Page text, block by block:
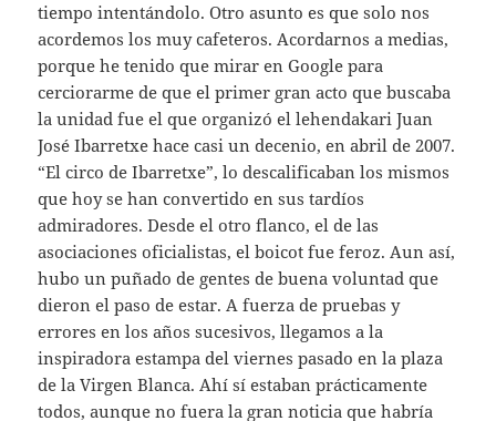
tiempo intentándolo. Otro asunto es que solo nos
acordemos los muy cafeteros. Acordarnos a medias,
porque he tenido que mirar en Google para
cerciorarme de que el primer gran acto que buscaba
la unidad fue el que organizó el lehendakari Juan
José Ibarretxe hace casi un decenio, en abril de 2007.
“El circo de Ibarretxe”, lo descalificaban los mismos
que hoy se han convertido en sus tardíos
admiradores. Desde el otro flanco, el de las
asociaciones oficialistas, el boicot fue feroz. Aun así,
hubo un puñado de gentes de buena voluntad que
dieron el paso de estar. A fuerza de pruebas y
errores en los años sucesivos, llegamos a la
inspiradora estampa del viernes pasado en la plaza
de la Virgen Blanca. Ahí sí estaban prácticamente
todos, aunque no fuera la gran noticia que habría